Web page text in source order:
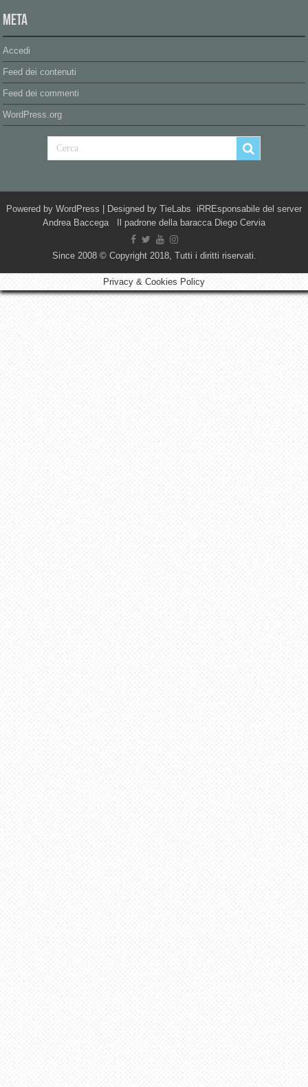
Meta
Accedi
Feed dei contenuti
Feed dei commenti
WordPress.org
Powered by WordPress | Designed by TieLabs iRREsponsabile del server
Andrea Baccega Il padrone della baracca Diego Cervia
Since 2008 © Copyright 2018, Tutti i diritti riservati.
Privacy & Cookies Policy